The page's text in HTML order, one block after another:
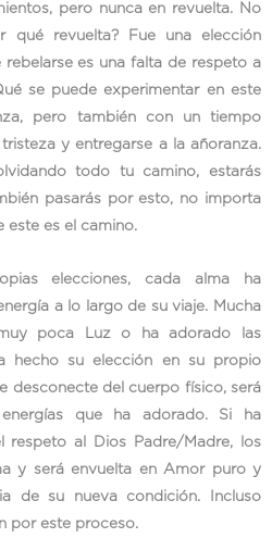
pero nunca en revuelta. No
qué revuelta? Fue una elección
rebelarse es una falta de respeto a
se puede experimentar en este
pero también con un tiempo
y entregarse a la añoranza.
todo tu camino, estarás
pasarás por esto, no importa
este es el camino.
elecciones, cada alma ha
a lo largo de su viaje. Mucha
poca Luz o ha adorado las
hecho su elección en su propio
desconecte del cuerpo físico, será
que ha adorado. Si ha
respeto al Dios Padre/Madre, los
y será envuelta en Amor puro y
de su nueva condición. Incluso
por este proceso.